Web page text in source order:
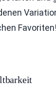
Favoriten!